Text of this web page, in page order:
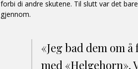
forbi di andre skutene. Til slutt var det
gjennom.
«Jeg bad dem om
med «Helgehorn».